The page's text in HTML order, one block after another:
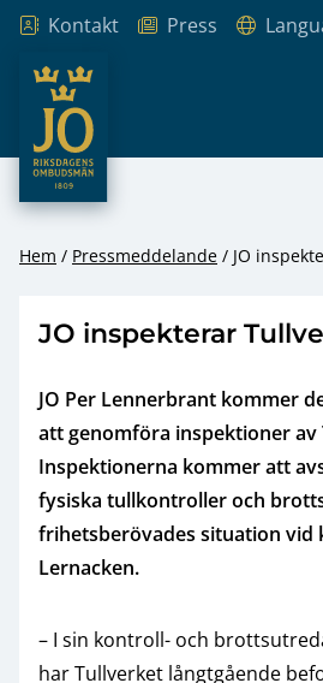
Hoppa till innehåll
Kontakt Press
JO – Riksdagens Ombudsmän
Hem Pressmeddelande JO
JO inspekterar
JO Per Lennerbrant kommer
att genomföra inspektioner av
Inspektionerna kommer att
fysiska tullkontroller och
frihetsberövades situation vid
Lernacken.
– I sin kontroll- och
har Tullverket långtgående